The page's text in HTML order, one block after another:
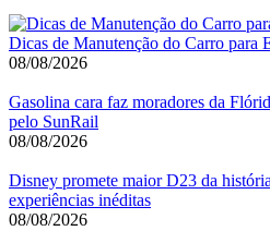
Dicas de Manutenção do Carro para
08/08/2026
Gasolina cara faz moradores da
pelo SunRail
08/08/2026
Disney promete maior D23 da
experiências inéditas
08/08/2026